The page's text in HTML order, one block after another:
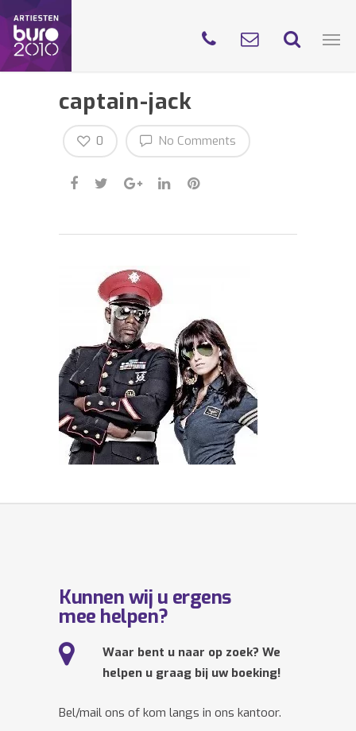
captain-jack
No Comments
0
Kunnen wij u ergens
mee helpen?
Waar bent u naar op zoek? We
helpen u graag bij uw boeking!
Bel/mail ons of kom langs in ons kantoor.